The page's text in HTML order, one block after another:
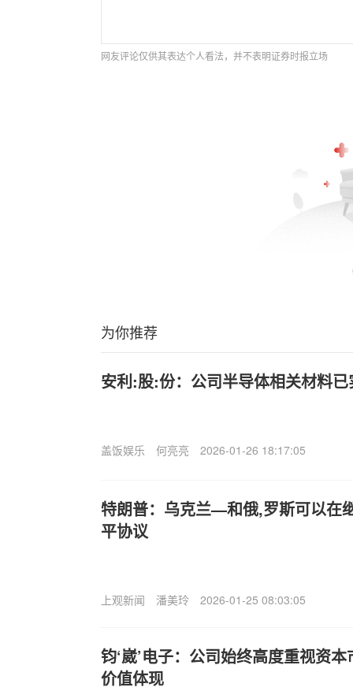
网友评论仅供其表达个人看法，并不表明证券时报立场
为你推荐
安利:股:份：公司半导体相关材料
盖饭娱乐 何亮亮 2026-01-26 18:17:05
特朗普：乌克兰—和俄,罗斯可以在
平协议
上观新闻 潘美玲 2026-01-25 08:03:05
钧‘崴’电子：公司始终高度重视资
价值体现